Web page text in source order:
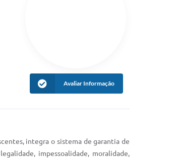
Avaliar Informação
integra o sistema de garantia de
impessoalidade, moralidade,